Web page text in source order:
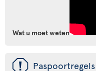
Wat u moet weten
ü Paspoortregels